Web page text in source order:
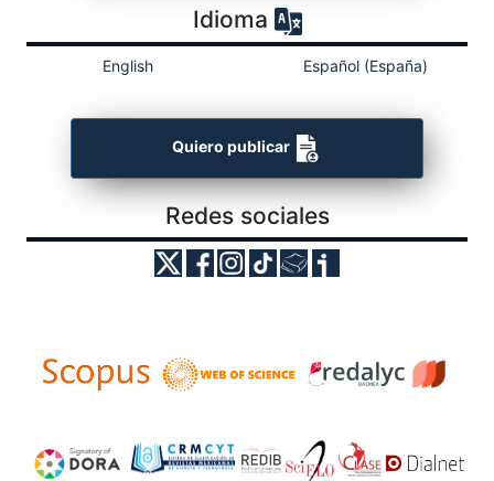
Idioma
English Español (España)
Quiero publicar
Redes sociales